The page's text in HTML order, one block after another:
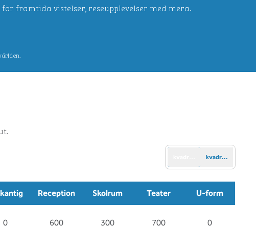
framtida vistelser, reseupplevelser med mera.
flik
kvadratmeter
Reception Skolrum Teater U-form
0 600 300 700 0